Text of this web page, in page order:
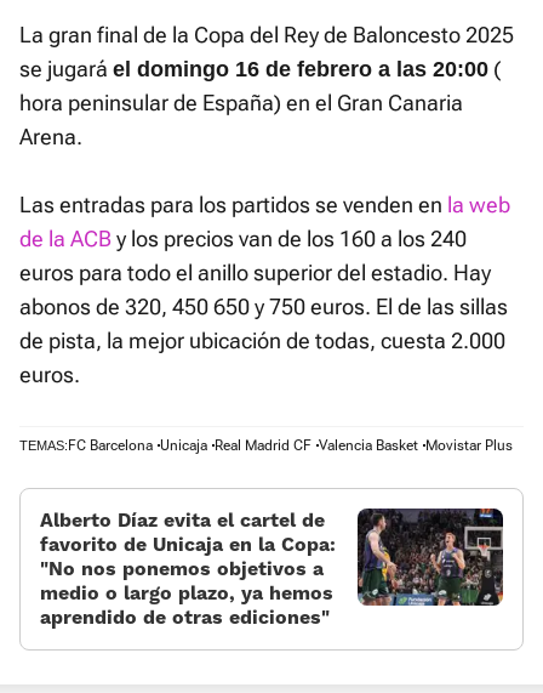
La gran final de la Copa del Rey de Baloncesto 2025
se jugará el domingo 16 de febrero a las 20:00 (
hora peninsular de España) en el Gran Canaria
Arena.
Las entradas para los partidos se venden en la web
de la ACBy los precios van de los 160 a los 240
euros para todo el anillo superior del estadio. Hay
abonos de 320, 450 650 y 750 euros. El de las sillas
de pista, la mejor ubicación de todas, cuesta 2.000
euros.
TEMAS: FC Barcelona Unicaja Real Madrid CF Valencia Basket Movistar Plus
Alberto Díaz evita el cartel de
favorito de Unicaja en la Copa:
«No nos ponemos objetivos a
medio o largo plazo, ya hemos
aprendido de otras ediciones»